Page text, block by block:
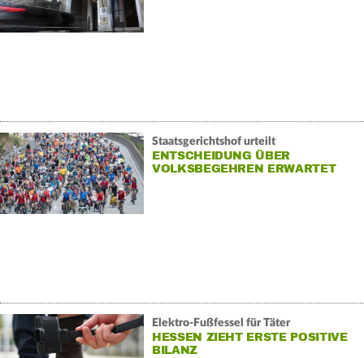
Staatsgerichtshof urteilt
ENTSCHEIDUNG ÜBER
VOLKSBEGEHREN ERWARTET
Elektro-Fußfessel für Täter
HESSEN ZIEHT ERSTE POSITIVE
BILANZ